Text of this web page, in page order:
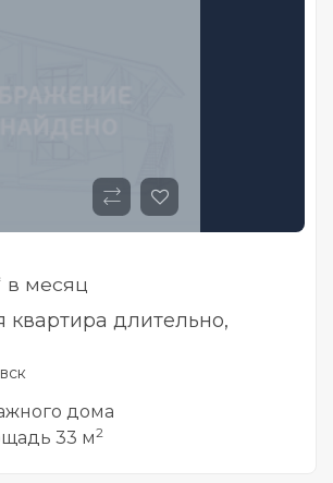
в месяц
квартира длительно,
дома
33 м2